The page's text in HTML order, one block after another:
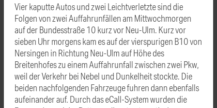
Vier kaputte Autos und zwei Leichtverletzte sind die
Folgen von zwei Auffahrunfällen am Mittwochmorgen
auf der Bundesstraße 10 kurz vor Neu-Ulm. Kurz vor
sieben Uhr morgens kam es auf der vierspurigen B10 von
Nersingen in Richtung Neu-Ulm auf Höhe des
Breitenhofes zu einem Auffahrunfall zwischen zwei Pkw,
weil der Verkehr bei Nebel und Dunkelheit stockte. Die
beiden nachfolgenden Fahrzeuge fuhren dann ebenfalls
aufeinander auf. Durch das eCall-System wurden die